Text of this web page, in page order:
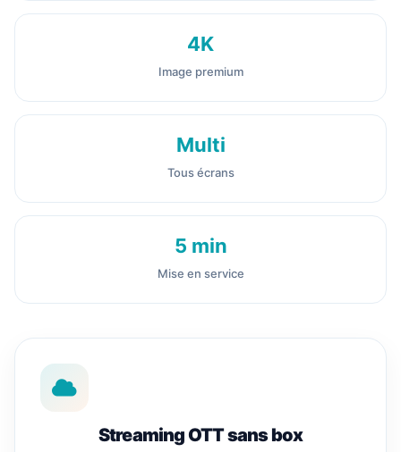
4K
Image premium
Multi
Tous écrans
5 min
Mise en service
Streaming OTT sans box